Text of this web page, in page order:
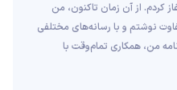
کردم. از آن زمان تاکنون، من
نوشتم و با رسانه‌های مختلفی
من، همکاری تمام‌وقت با